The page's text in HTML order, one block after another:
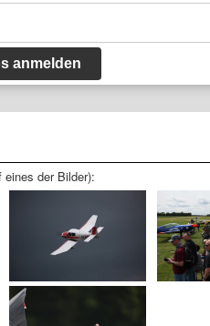
anmelden
der Bilder):